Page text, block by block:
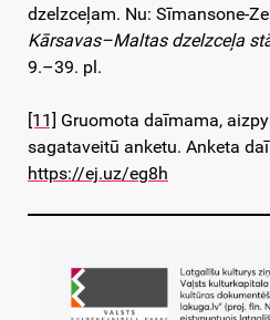
dzelzceļam. Nu: Sīmansone-
Kārsavas–Maltas dzelzceļa
9.–39. pl.
[11] Gruomota daīmama,
sagataveitū anketu. Anketa
https://ej.uz/eg8h